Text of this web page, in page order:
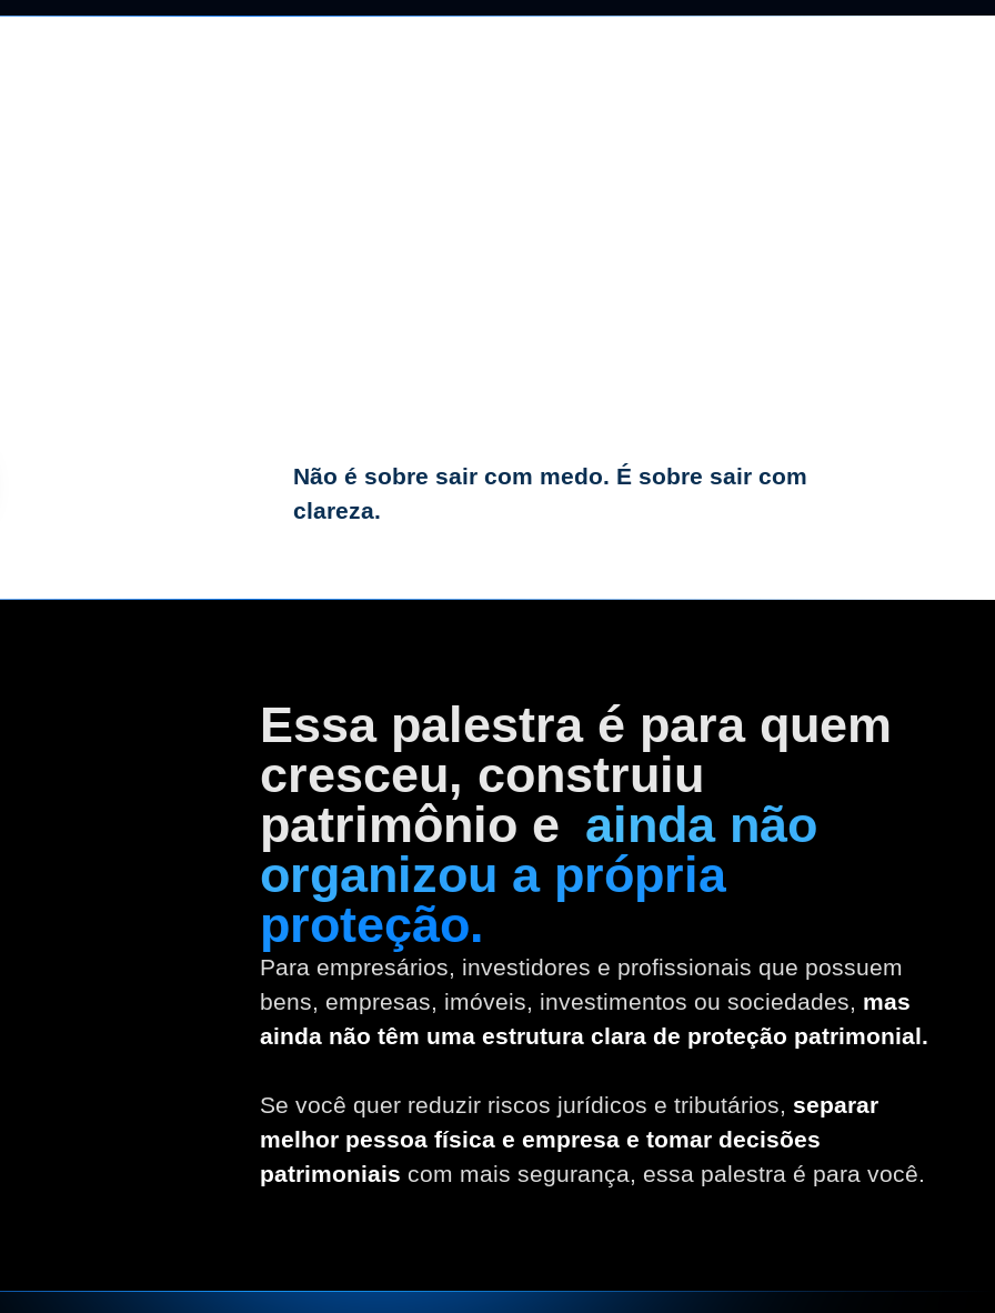
Que pontos da sua estrutura atual precisam de
atenção
Não é sobre sair com medo. É sobre sair com
clareza.
Essa palestra é para quem
cresceu, construiu
patrimônio e ainda não
organizou a própria
proteção.
Para empresários, investidores e profissionais que possuem
bens, empresas, imóveis, investimentos ou sociedades, mas
ainda não têm uma estrutura clara de proteção patrimonial.
Se você quer reduzir riscos jurídicos e tributários, separar
melhor pessoa física e empresa e tomar decisões
patrimoniais com mais segurança, essa palestra é para você.